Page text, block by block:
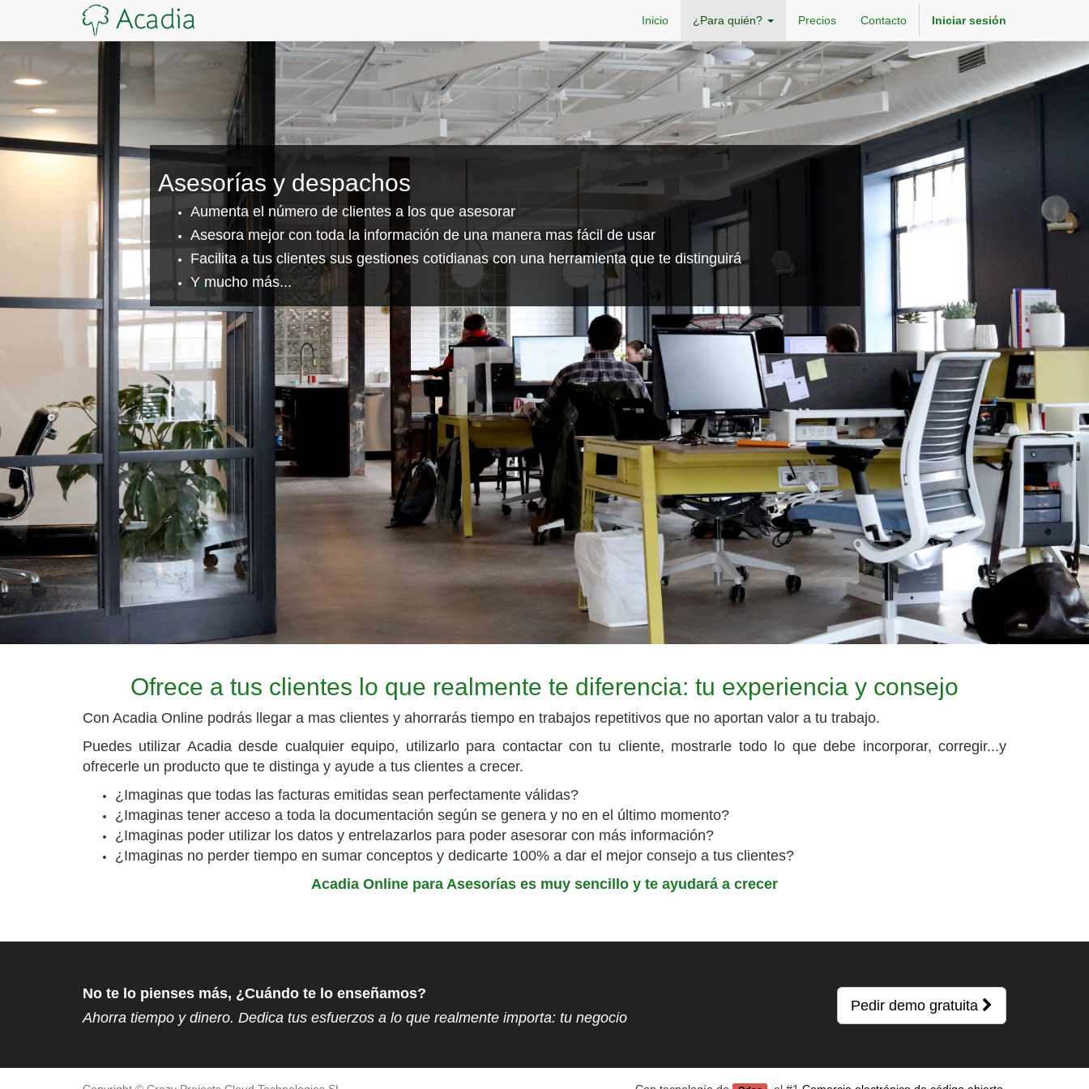
Inicio ¿Para quién? Precios Contacto Iniciar sesión
Asesorías y despachos
Aumenta el número de clientes a los que asesorar
Asesora mejor con toda la información de una manera mas fácil de usar
Facilita a tus clientes sus gestiones cotidianas con una herramienta que te distinguirá
Y mucho más...
Ofrece a tus clientes lo que realmente te diferencia: tu experiencia y consejo
Con Acadia Online podrás llegar a mas clientes y ahorrarás tiempo en trabajos repetitivos que no aportan valor a tu trabajo.
Puedes utilizar Acadia desde cualquier equipo, utilizarlo para contactar con tu cliente, mostrarle todo lo que debe incorporar, corregir...y
ofrecerle un producto que te distinga y ayude a tus clientes a crecer.
¿Imaginas que todas las facturas emitidas sean perfectamente válidas?
¿Imaginas tener acceso a toda la documentación según se genera y no en el último momento?
¿Imaginas poder utilizar los datos y entrelazarlos para poder asesorar con más información?
¿Imaginas no perder tiempo en sumar conceptos y dedicarte 100% a dar el mejor consejo a tus clientes?
Acadia Online para Asesorías es muy sencillo y te ayudará a crecer
No te lo pienses más, ¿Cuándo te lo enseñamos?
Ahorra tiempo y dinero. Dedica tus esfuerzos a lo que realmente importa: tu negocio
Pedir demo gratuita